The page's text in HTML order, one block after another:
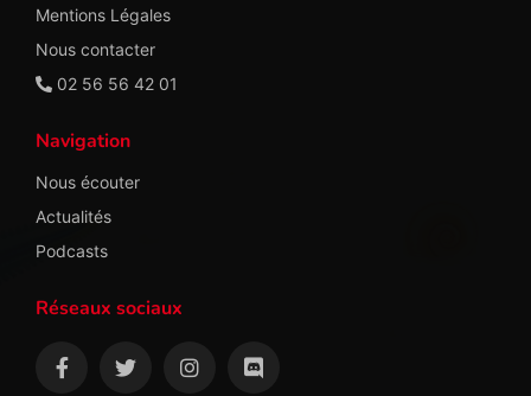
Mentions Légales
Nous contacter
02 56 56 42 01
Navigation
Nous écouter
Actualités
Podcasts
Réseaux sociaux